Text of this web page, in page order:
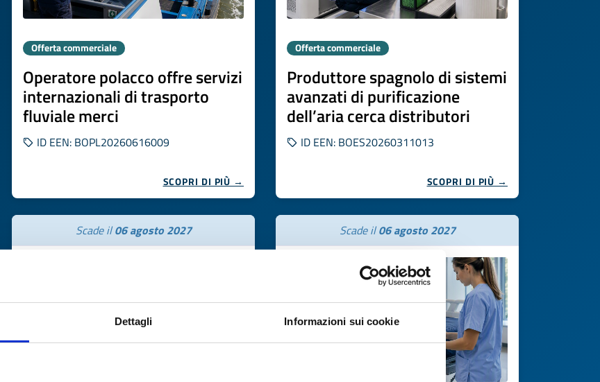
Dettagli Informazioni sui cookie
Offerta commerciale
Operatore polacco offre servizi
internazionali di trasporto
fluviale merci
ID EEN: BOPL20260616009
SCOPRI DI PIÙ →
Offerta commerciale
Produttore spagnolo di sistemi
avanzati di purificazione
dell’aria cerca distributori
ID EEN: BOES20260311013
SCOPRI DI PIÙ →
Scade il06 agosto 2027 Scade il06 agosto 2027